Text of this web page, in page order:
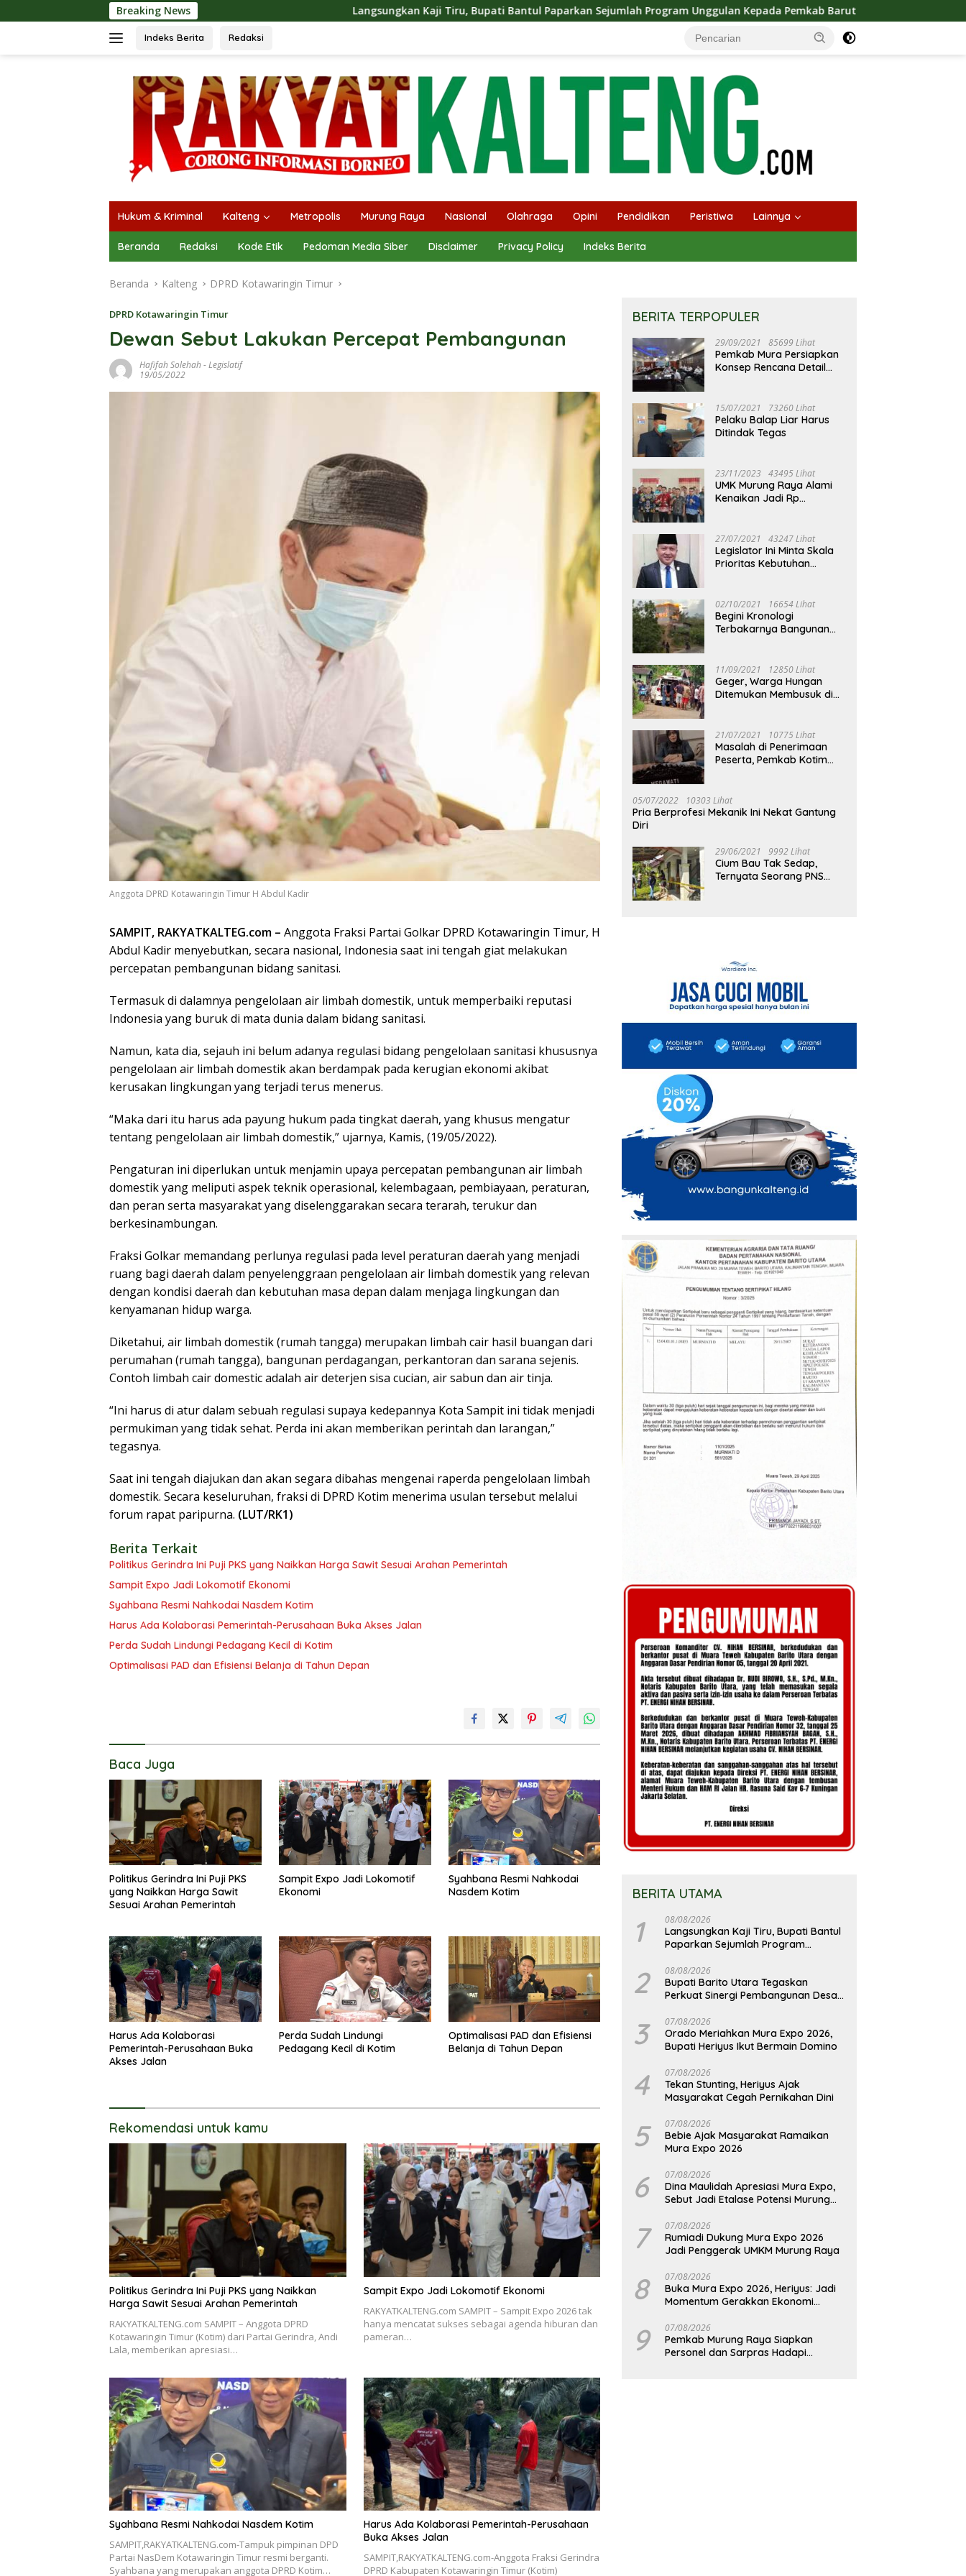
ke
Breaking News Langsungkan Kaji Tiru, Bupati Bantul Paparkan Sejumlah Program Unggulan Kepada Pemkab Barut Bupati Barito Utara Tegaskan
Indeks Berita Redaksi
Hukum & Kriminal Kalteng Metropolis Murung Raya Nasional Olahraga Opini Pendidikan Peristiwa Lainnya
Beranda Redaksi Kode Etik Pedoman Media Siber Disclaimer Privacy Policy Indeks Berita
Beranda Kalteng DPRD Kotawaringin Timur
DPRD Kotawaringin Timur
Dewan Sebut Lakukan Percepat Pembangunan
Hafifah Solehah -Legislatif
19/05/2022
Anggota DPRD Kotawaringin Timur H Abdul Kadir
SAMPIT, RAKYATKALTEG.com – Anggota Fraksi Partai Golkar DPRD Kotawaringin Timur, H
Abdul Kadir menyebutkan, secara nasional, Indonesia saat ini tengah giat melakukan
percepatan pembangunan bidang sanitasi.
Termasuk di dalamnya pengelolaan air limbah domestik, untuk memperbaiki reputasi
Indonesia yang buruk di mata dunia dalam bidang sanitasi.
Namun, kata dia, sejauh ini belum adanya regulasi bidang pengelolaan sanitasi khususnya
pengelolaan air limbah domestik akan berdampak pada kerugian ekonomi akibat
kerusakan lingkungan yang terjadi terus menerus.
“Maka dari itu harus ada payung hukum pada tingkat daerah, yang khusus mengatur
tentang pengelolaan air limbah domestik,” ujarnya, Kamis, (19/05/2022).
Pengaturan ini diperlukan untuk menjamin upaya percepatan pembangunan air limbah
domestik yang meliputi aspek teknik operasional, kelembagaan, pembiayaan, peraturan,
dan peran serta masyarakat yang diselenggarakan secara terarah, terukur dan
berkesinambungan.
Fraksi Golkar memandang perlunya regulasi pada level peraturan daerah yang menjadi
ruang bagi daerah dalam penyelenggraan pengelolaan air limbah domestik yang relevan
dengan kondisi daerah dan kebutuhan masa depan dalam menjaga lingkungan dan
kenyamanan hidup warga.
Diketahui, air limbah domestik (rumah tangga) merupakan limbah cair hasil buangan dari
perumahan (rumah tangga), bangunan perdagangan, perkantoran dan sarana sejenis.
Contoh limbah cair domestic adalah air deterjen sisa cucian, air sabun dan air tinja.
“Ini harus di atur dalam sebuah regulasi supaya kedepannya Kota Sampit ini tidak menjadi
permukiman yang tidak sehat. Perda ini akan memberikan perintah dan larangan,”
tegasnya.
Saat ini tengah diajukan dan akan segara dibahas mengenai raperda pengelolaan limbah
domestik. Secara keseluruhan, fraksi di DPRD Kotim menerima usulan tersebut melalui
forum rapat paripurna. (LUT/RK1)
Berita Terkait
Politikus Gerindra Ini Puji PKS yang Naikkan Harga Sawit Sesuai Arahan Pemerintah
Sampit Expo Jadi Lokomotif Ekonomi
Syahbana Resmi Nahkodai Nasdem Kotim
Harus Ada Kolaborasi Pemerintah-Perusahaan Buka Akses Jalan
Perda Sudah Lindungi Pedagang Kecil di Kotim
Optimalisasi PAD dan Efisiensi Belanja di Tahun Depan
Baca Juga
Politikus Gerindra Ini Puji PKS
yang Naikkan Harga Sawit
Sesuai Arahan Pemerintah
Sampit Expo Jadi Lokomotif
Ekonomi
Syahbana Resmi Nahkodai
Nasdem Kotim
Harus Ada Kolaborasi
Pemerintah-Perusahaan Buka
Akses Jalan
Perda Sudah Lindungi
Pedagang Kecil di Kotim
Optimalisasi PAD dan Efisiensi
Belanja di Tahun Depan
Rekomendasi untuk kamu
Politikus Gerindra Ini Puji PKS yang Naikkan
Harga Sawit Sesuai Arahan Pemerintah
RAKYATKALTENG.com SAMPIT – Anggota DPRD
Kotawaringin Timur (Kotim) dari Partai Gerindra, Andi
Lala, memberikan apresiasi…
Sampit Expo Jadi Lokomotif Ekonomi
RAKYATKALTENG.com SAMPIT – Sampit Expo 2026 tak
hanya mencatat sukses sebagai agenda hiburan dan
pameran…
Syahbana Resmi Nahkodai Nasdem Kotim
SAMPIT,RAKYATKALTENG.com-Tampuk pimpinan DPD
Partai NasDem Kotawaringin Timur resmi berganti.
Syahbana yang merupakan anggota DPRD Kotim…
Harus Ada Kolaborasi Pemerintah-Perusahaan
Buka Akses Jalan
SAMPIT,RAKYATKALTENG.com-Anggota Fraksi Gerindra
DPRD Kabupaten Kotawaringin Timur (Kotim)
BERITA TERPOPULER
29/09/2021 85699 Lihat
Pemkab Mura Persiapkan
Konsep Rencana Detail
15/07/2021 73260 Lihat
Pelaku Balap Liar Harus
Ditindak Tegas
23/11/2023 43495 Lihat
UMK Murung Raya Alami
Kenaikan Jadi Rp
27/07/2021 43247 Lihat
Legislator Ini Minta Skala
Prioritas Kebutuhan
02/10/2021 16654 Lihat
Begini Kronologi
Terbakarnya Bangunan
11/09/2021 12850 Lihat
Geger, Warga Hungan
Ditemukan Membusuk di
21/07/2021 10775 Lihat
Masalah di Penerimaan
Peserta, Pemkab Kotim
05/07/2022 10303 Lihat
Pria Berprofesi Mekanik Ini Nekat Gantung
Diri
29/06/2021 9992 Lihat
Cium Bau Tak Sedap,
Ternyata Seorang PNS
BERITA UTAMA
1 08/08/2026
Langsungkan Kaji Tiru, Bupati Bantul
Paparkan Sejumlah Program
2 08/08/2026
Bupati Barito Utara Tegaskan
Perkuat Sinergi Pembangunan Desa
Hadapi Potensi Karhutla
3 07/08/2026
Orado Meriahkan Mura Expo 2026,
Bupati Heriyus Ikut Bermain Domino
4 07/08/2026
Tekan Stunting, Heriyus Ajak
Masyarakat Cegah Pernikahan Dini
5 07/08/2026
Bebie Ajak Masyarakat Ramaikan
Mura Expo 2026
6 07/08/2026
Dina Maulidah Apresiasi Mura Expo,
Sebut Jadi Etalase Potensi Murung
7 07/08/2026
Rumiadi Dukung Mura Expo 2026
Jadi Penggerak UMKM Murung Raya
8 07/08/2026
Buka Mura Expo 2026, Heriyus: Jadi
Momentum Gerakkan Ekonomi
9 07/08/2026
Pemkab Murung Raya Siapkan
Personel dan Sarpras Hadapi